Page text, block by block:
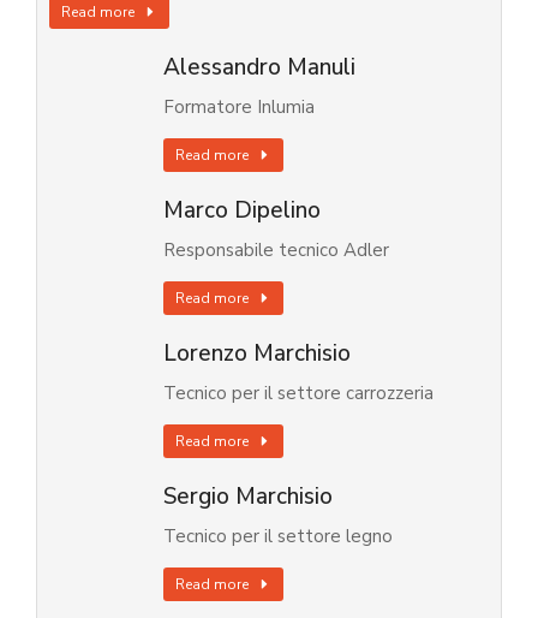
Read more
Alessandro Manuli
Formatore Inlumia
Read more
Marco Dipelino
Responsabile tecnico Adler
Read more
Lorenzo Marchisio
Tecnico per il settore carrozzeria
Read more
Sergio Marchisio
Tecnico per il settore legno
Read more